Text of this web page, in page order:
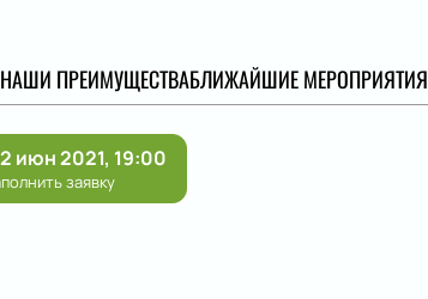
НАШИ ПРЕИМУЩЕСТВАБЛИЖАЙШИЕ МЕРОПРИЯТИЯ